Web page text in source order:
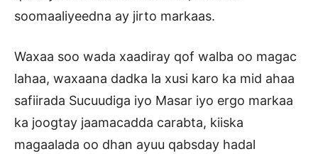
soomaaliyeedna ay jirto markaas.
Waxaa soo wada xaadiray qof walba oo magac
lahaa, waxaana dadka la xusi karo ka mid ahaa
safiirada Sucuudiga iyo Masar iyo ergo markaa
ka joogtay jaamacadda carabta, kiiska
magaalada oo dhan ayuu qabsday hadal